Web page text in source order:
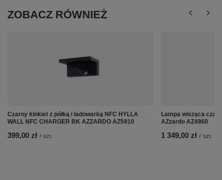
ZOBACZ RÓWNIEŻ
Czarny kinkiet z półką i ładowarką NFC HYLLA
WALL NFC CHARGER BK AZZARDO AZ5910
399,00 zł / szt.
Lampa wisząca
AZzardo AZ4960
1 349,00 zł / szt.